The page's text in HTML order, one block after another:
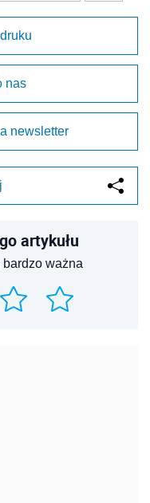
nas
newsletter
artykułu
ważna